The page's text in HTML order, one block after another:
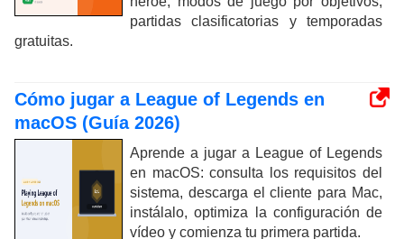
partidas clasificatorias y temporadas
gratuitas.
Cómo jugar a League of Legends en
macOS (Guía 2026)
Aprende a jugar a League of Legends
en macOS: consulta los requisitos del
sistema, descarga el cliente para Mac,
instálalo, optimiza la configuración de
vídeo y comienza tu primera partida.